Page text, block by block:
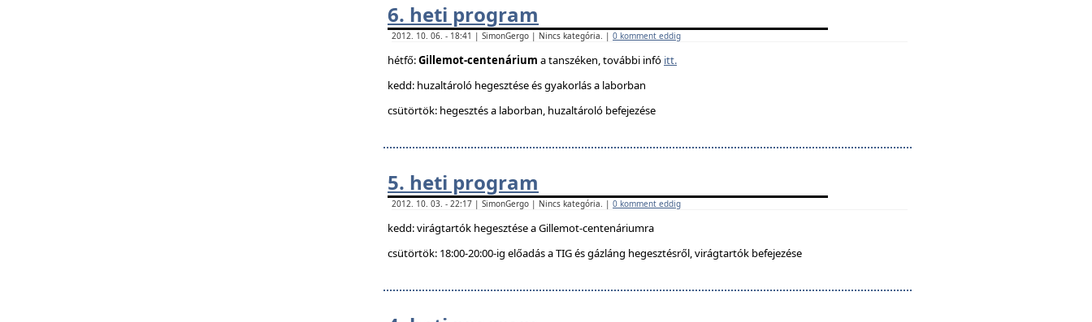
6. heti program
2012. 10. 06. - 18:41 | SimonGergo | Nincs kategória. | 0 komment eddig
hétfő:Gillemot-centenárium a tanszéken, további infó itt.
kedd: huzaltároló hegesztése és gyakorlás a laborban
csütörtök: hegesztés a laborban, huzaltároló befejezése
5. heti program
2012. 10. 03. - 22:17 | SimonGergo | Nincs kategória. | 0 komment eddig
kedd: virágtartók hegesztése a Gillemot-centenáriumra
csütörtök: 18:00-20:00-ig előadás a TIG és gázláng hegesztésről, virágtartók befejezése